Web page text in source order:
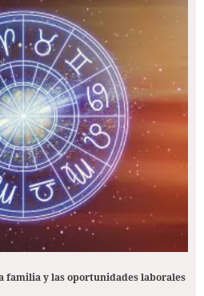
familia y las oportunidades laborales